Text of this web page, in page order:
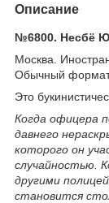
Описание
№6800. Несбё
Москва.
Обычный
Это
Когда офицера
давнего
которого он
случайностью.
другими
становится